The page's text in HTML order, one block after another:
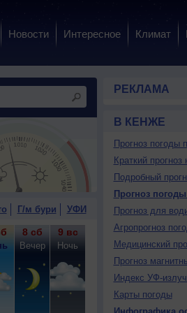
Новости Интересное Климат
Г/м бури УФИ
8 сб
Вечер
9 вс
Ночь
9 вс
Утро
9 вс
День
9 вс
Вечер
РЕКЛАМА
В КЕНЖЕ
Прогноз погоды
Краткий прогноз
Подробный
Прогноз
Прогноз для
Агропрогноз
Медицинский
Прогноз
Индекс УФ-
Карты погоды